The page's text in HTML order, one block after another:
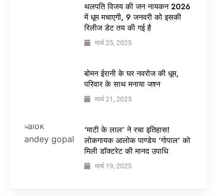
थलपति विजय की जन नायकन 2026
में धूम मचाएगी, 9 जनवरी को इसकी
रिलीज डेट तय की गई है
मार्च 25, 2025
बोमन ईरानी के घर नवरोज की धूम,
परिवार के साथ मनाया जश्न
मार्च 21, 2025
‘माटी के लाल’ ने रचा इतिहास!
लोकगायक आलोक पाण्डेय ‘गोपाल’ को
मिली डॉक्टरेट की मानद उपाधि
मार्च 19, 2025